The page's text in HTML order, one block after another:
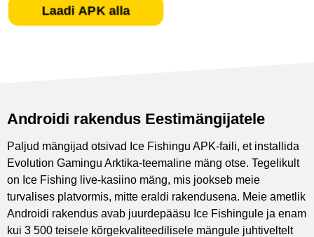
Laadi APK alla
Androidi rakendus Eestimängijatele
Paljud mängijad otsivad Ice Fishingu APK-faili, et installida
Evolution Gamingu Arktika-teemaline mäng otse. Tegelikult
on Ice Fishing live-kasiino mäng, mis jookseb meie
turvalises platvormis, mitte eraldi rakendusena. Meie ametlik
Androidi rakendus avab juurdepääsu Ice Fishingule ja enam
kui 3 500 teisele kõrgekvaliteedilisele mängule juhtiveltelt